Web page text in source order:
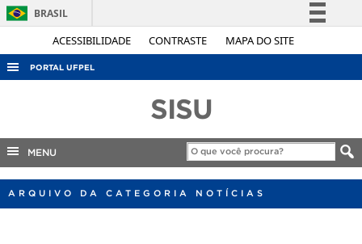
ACESSIBILIDADE CONTRASTE MAPA DO SITE
BRASIL
Simplifique!
Acesso à informação
Legislação
Canais
PORTAL UFPEL
COBALTO
SISU
MENU
ARQUIVO DA CATEGORIA NOTÍCIAS